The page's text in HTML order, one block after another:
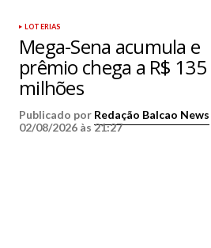
LOTERIAS
Mega-Sena acumula e
prêmio chega a R$ 135
milhões
Publicado por Redação Balcao News
02/08/2026 às 21:27